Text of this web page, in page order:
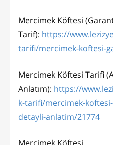
Mercimek Köftesi
Tarif): https://
tarifi/mercimek-koftesi-
Mercimek Köftesi Tarifi
Anlatım): https://
k-tarifi/mercimek-
detayli-anlatim/21774
Mercimek Köftesi